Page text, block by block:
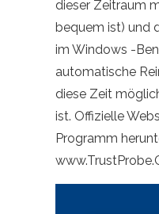
dieser Zeitraum
bequem ist) und
im Windows -
automatische
diese Zeit
ist. Offizielle
Programm